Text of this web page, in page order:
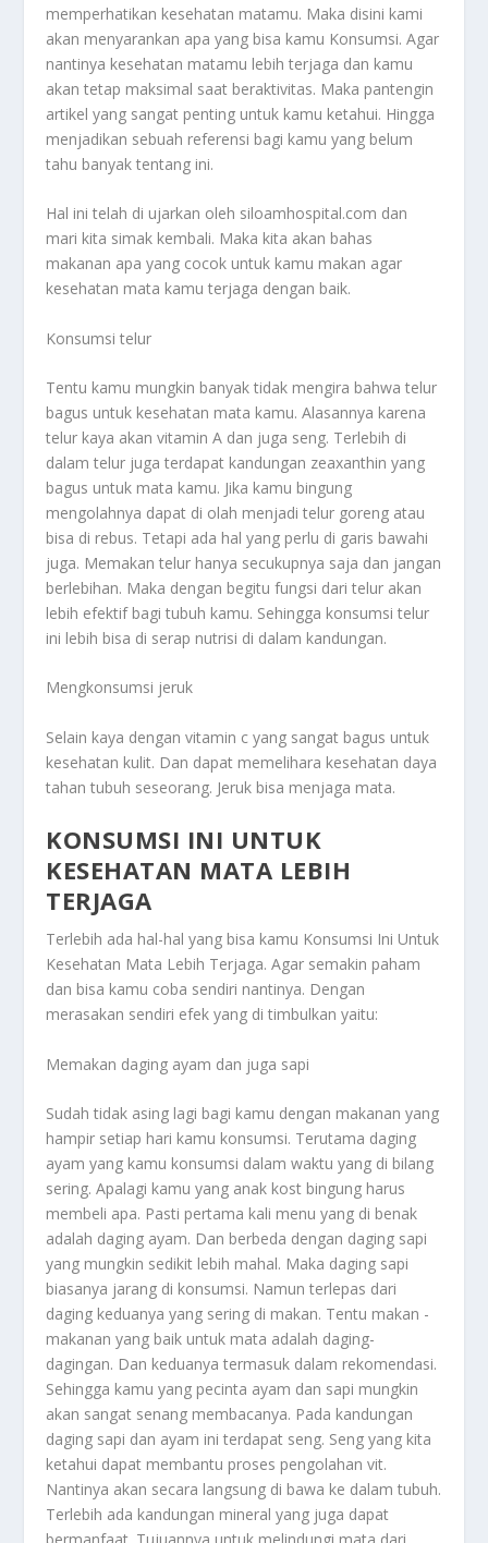
memperhatikan kesehatan matamu. Maka disini kami
akan menyarankan apa yang bisa kamu Konsumsi. Agar
nantinya kesehatan matamu lebih terjaga dan kamu
akan tetap maksimal saat beraktivitas. Maka pantengin
artikel yang sangat penting untuk kamu ketahui. Hingga
menjadikan sebuah referensi bagi kamu yang belum
tahu banyak tentang ini.
Hal ini telah di ujarkan oleh siloamhospital.com dan
mari kita simak kembali. Maka kita akan bahas
makanan apa yang cocok untuk kamu makan agar
kesehatan mata kamu terjaga dengan baik.
Konsumsi telur
Tentu kamu mungkin banyak tidak mengira bahwa telur
bagus untuk kesehatan mata kamu. Alasannya karena
telur kaya akan vitamin A dan juga seng. Terlebih di
dalam telur juga terdapat kandungan zeaxanthin yang
bagus untuk mata kamu. Jika kamu bingung
mengolahnya dapat di olah menjadi telur goreng atau
bisa di rebus. Tetapi ada hal yang perlu di garis bawahi
juga. Memakan telur hanya secukupnya saja dan jangan
berlebihan. Maka dengan begitu fungsi dari telur akan
lebih efektif bagi tubuh kamu. Sehingga konsumsi telur
ini lebih bisa di serap nutrisi di dalam kandungan.
Mengkonsumsi jeruk
Selain kaya dengan vitamin c yang sangat bagus untuk
kesehatan kulit. Dan dapat memelihara kesehatan daya
tahan tubuh seseorang. Jeruk bisa menjaga mata.
KONSUMSI INI UNTUK
KESEHATAN MATA LEBIH
TERJAGA
Terlebih ada hal-hal yang bisa kamu Konsumsi Ini Untuk
Kesehatan Mata Lebih Terjaga. Agar semakin paham
dan bisa kamu coba sendiri nantinya. Dengan
merasakan sendiri efek yang di timbulkan yaitu:
Memakan daging ayam dan juga sapi
Sudah tidak asing lagi bagi kamu dengan makanan yang
hampir setiap hari kamu konsumsi. Terutama daging
ayam yang kamu konsumsi dalam waktu yang di bilang
sering. Apalagi kamu yang anak kost bingung harus
membeli apa. Pasti pertama kali menu yang di benak
adalah daging ayam. Dan berbeda dengan daging sapi
yang mungkin sedikit lebih mahal. Maka daging sapi
biasanya jarang di konsumsi. Namun terlepas dari
daging keduanya yang sering di makan. Tentu makan -
makanan yang baik untuk mata adalah daging-
dagingan. Dan keduanya termasuk dalam rekomendasi.
Sehingga kamu yang pecinta ayam dan sapi mungkin
akan sangat senang membacanya. Pada kandungan
daging sapi dan ayam ini terdapat seng. Seng yang kita
ketahui dapat membantu proses pengolahan vit.
Nantinya akan secara langsung di bawa ke dalam tubuh.
Terlebih ada kandungan mineral yang juga dapat